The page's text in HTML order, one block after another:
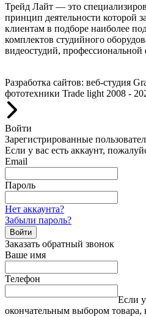
Трейд Лайт — это
принцип деятельности которой
клиентам в подборе наиболее
комплектов студийного
видеостудий, профессиональной
Разработка сайтов: веб-студия
фототехники Trade light 2008 -
Войти
Зарегистрированные
Если у вас есть аккаунт,
Email
Пароль
Нет аккаунта?
Забыли пароль?
Войти
Заказать обратный звонок
Ваше имя
Телефон
Если
окончательным выбором